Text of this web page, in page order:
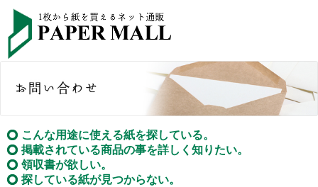
こんな用途に使える紙を探している。
掲載されている商品の事を詳しく知りたい。
領収書が欲しい。
探している紙が見つからない。